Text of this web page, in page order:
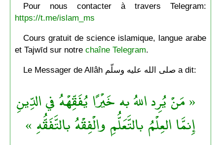
Pour nous contacter à travers Telegram:
https://t.me/islam_ms
Cours gratuit de science islamique, langue arabe
et Tajwīd sur notre chaîne Telegram.
Le Messager de Allâh صلى الله عليه وسلّم a dit:
« مَنْ يُرِد اللهُ به خَيْرًا يُفَقِّهْهُ في الدِّينِ
إِنمَّا العِلْمُ بالتَّعَلُّمِ والْفِقْهُ بالتَّفَقُّهِ »